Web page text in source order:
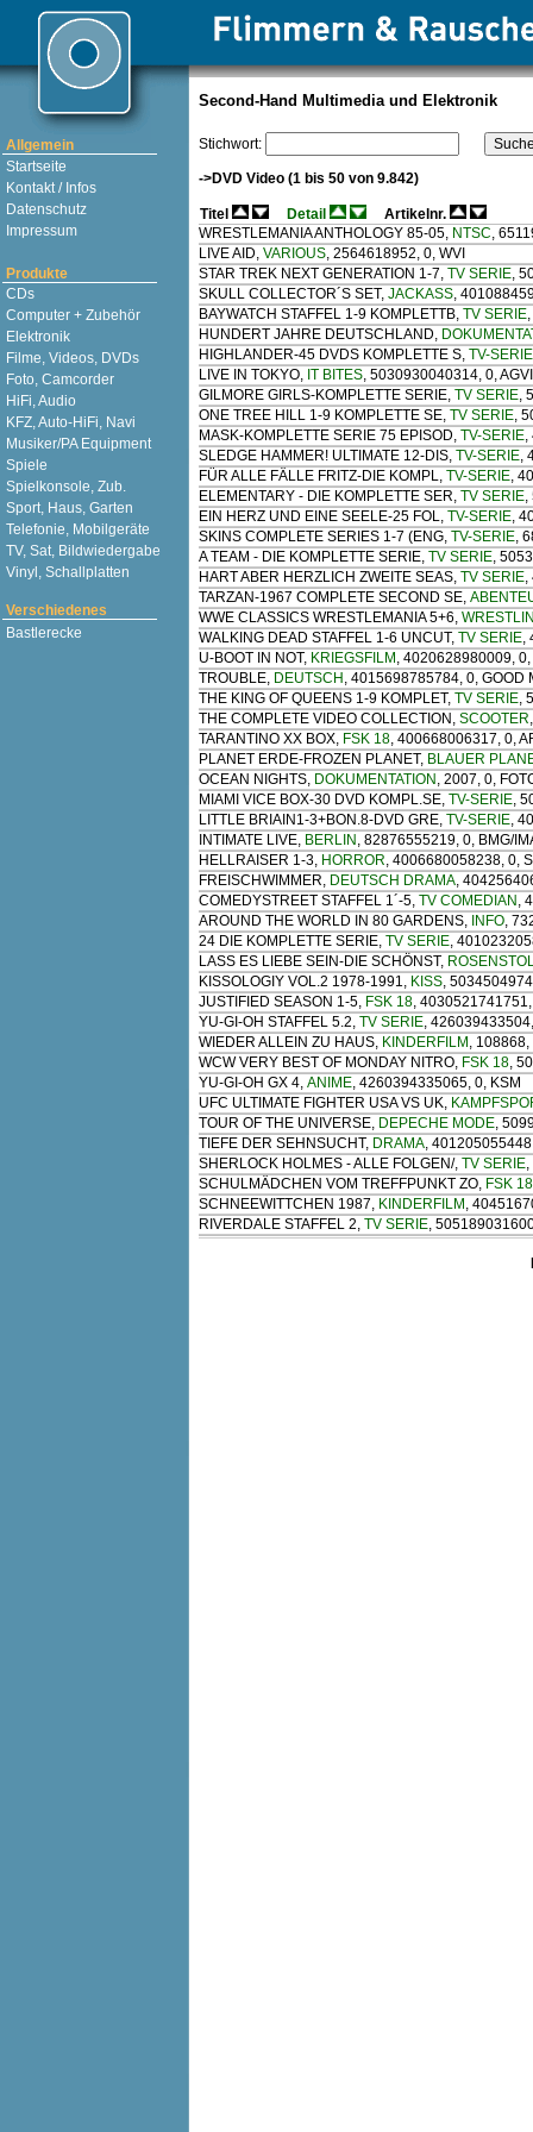
Allgemein
Startseite
Kontakt / Infos
Datenschutz
Impressum
Produkte
CDs
Computer + Zubehör
Elektronik
Filme, Videos, DVDs
Foto, Camcorder
HiFi, Audio
KFZ, Auto-HiFi, Navi
Musiker/PA Equipment
Spiele
Spielkonsole, Zub.
Sport, Haus, Garten
Telefonie, Mobilgeräte
TV, Sat, Bildwiedergabe
Vinyl, Schallplatten
Verschiedenes
Bastlerecke
Second-Hand Multimedia und Elektronik
Stichwort:
->DVD Video (1 bis 50 von 9.842)
Titel Detail
Artikelnr.
WRESTLEMANIA ANTHOLOGY 85-05, NTSC,
LIVE AID, VARIOUS, 2564618952, 0, WVI
STAR TREK NEXT GENERATION 1-7, TV SERIE,
SKULL COLLECTOR´S SET, JACKASS,
BAYWATCH STAFFEL 1-9 KOMPLETTB, TV SERIE
HUNDERT JAHRE DEUTSCHLAND,
HIGHLANDER-45 DVDS KOMPLETTE S, TV-SERIE
LIVE IN TOKYO, IT BITES, 5030930040314, 0,
GILMORE GIRLS-KOMPLETTE SERIE, TV SERIE,
ONE TREE HILL 1-9 KOMPLETTE SE, TV SERIE,
MASK-KOMPLETTE SERIE 75 EPISOD, TV-SERIE,
SLEDGE HAMMER! ULTIMATE 12-DIS, TV-SERIE,
FÜR ALLE FÄLLE FRITZ-DIE KOMPL, TV-SERIE,
ELEMENTARY - DIE KOMPLETTE SER, TV SERIE,
EIN HERZ UND EINE SEELE-25 FOL, TV-SERIE,
SKINS COMPLETE SERIES 1-7 (ENG, TV-SERIE,
A TEAM - DIE KOMPLETTE SERIE, TV SERIE,
HART ABER HERZLICH ZWEITE SEAS, TV SERIE,
TARZAN-1967 COMPLETE SECOND SE,
WWE CLASSICS WRESTLEMANIA 5+6,
WALKING DEAD STAFFEL 1-6 UNCUT, TV SERIE,
U-BOOT IN NOT, KRIEGSFILM , 4020628980009,
TROUBLE, DEUTSCH , 4015698785784, 0, GOOD
THE KING OF QUEENS 1-9 KOMPLET, TV SERIE,
THE COMPLETE VIDEO COLLECTION , SCOOTER
TARANTINO XX BOX, FSK 18, 400668006317, 0,
PLANET ERDE-FROZEN PLANET, BLAUER
OCEAN NIGHTS, DOKUMENTATION , 2007, 0,
MIAMI VICE BOX-30 DVD KOMPL.SE, TV-SERIE,
LITTLE BRIAIN1-3+BON.8-DVD GRE, TV-SERIE,
INTIMATE LIVE, BERLIN , 82876555219, 0, BMG/
HELLRAISER 1-3, HORROR, 4006680058238, 0,
FREISCHWIMMER, DEUTSCH DRAMA,
COMEDYSTREET STAFFEL 1´-5, TV COMEDIAN ,
AROUND THE WORLD IN 80 GARDENS, INFO,
24 DIE KOMPLETTE SERIE, TV SERIE,
LASS ES LIEBE SEIN-DIE SCHÖNST,
KISSOLOGIY VOL.2 1978-1991, KISS,
JUSTIFIED SEASON 1-5, FSK 18,
YU-GI-OH STAFFEL 5.2, TV SERIE,
WIEDER ALLEIN ZU HAUS, KINDERFILM , 108868,
WCW VERY BEST OF MONDAY NITRO, FSK 18,
YU-GI-OH GX 4, ANIME, 4260394335065, 0, KSM
UFC ULTIMATE FIGHTER USA VS UK,
TOUR OF THE UNIVERSE, DEPECHE MODE,
TIEFE DER SEHNSUCHT, DRAMA,
SHERLOCK HOLMES - ALLE FOLGEN/, TV SERIE
SCHULMÄDCHEN VOM TREFFPUNKT ZO, FSK 18
SCHNEEWITTCHEN 1987, KINDERFILM ,
RIVERDALE STAFFEL 2, TV SERIE,